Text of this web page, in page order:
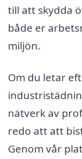
till att skydda
både er
miljön.
Om du letar
nätverk av
redo att att
Genom vår